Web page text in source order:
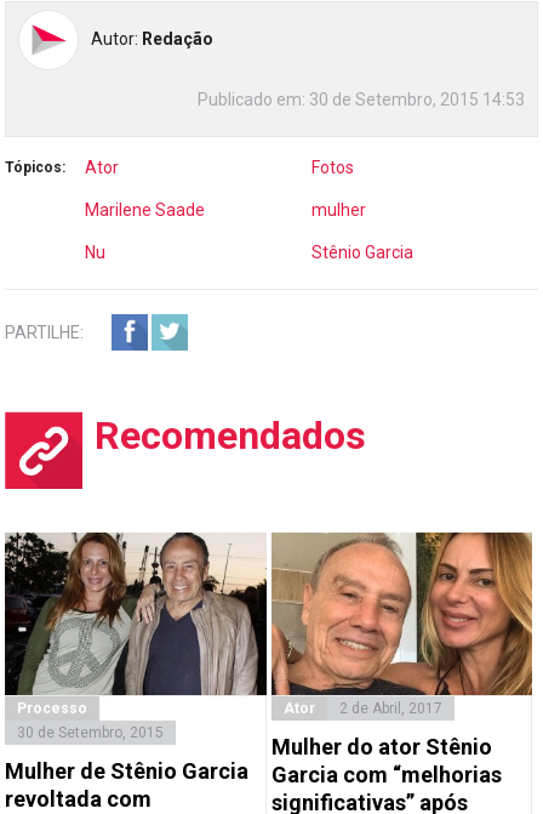
Autor: Redação
Publicado em: 30 de Setembro, 2015 14:53
Tópicos: Ator Fotos
Marilene Saade mulher
Nu Stênio Garcia
PARTILHE:
Recomendados
Processo
30 de Setembro, 2015
Mulher de Stênio Garcia
revoltada com
Ator 2 de Abril, 2017
Mulher do ator Stênio
Garcia com “melhorias
significativas” após